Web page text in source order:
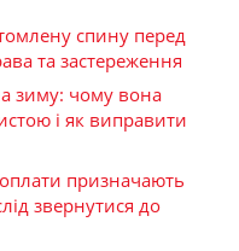
спину перед
та застереження
зиму: чому вона
і як виправити
призначають
звернутися до